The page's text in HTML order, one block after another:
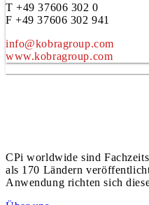
T +49 37606 302 0
F +49 37606 302 941
info@kobragroup.com
www.kobragroup.com
CPi worldwide sind
als 170 Ländern
Anwendung richten sich